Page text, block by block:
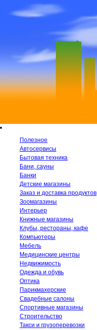
Полезное
Автосервисы
Бытовая техника
Бани, сауны
Банки
Детские магазины
Заказ и доставка продуктов
Зоомагазины
Интерьер
Книжные магазины
Клубы, рестораны, кафе
Компьютеры
Мебель
Медицинские центры
Недвижимость
Одежда и обувь
Оптика
Парикмахерские
Свадебные салоны
Спортивные магазины
Строительство
Такси и грузоперевозки